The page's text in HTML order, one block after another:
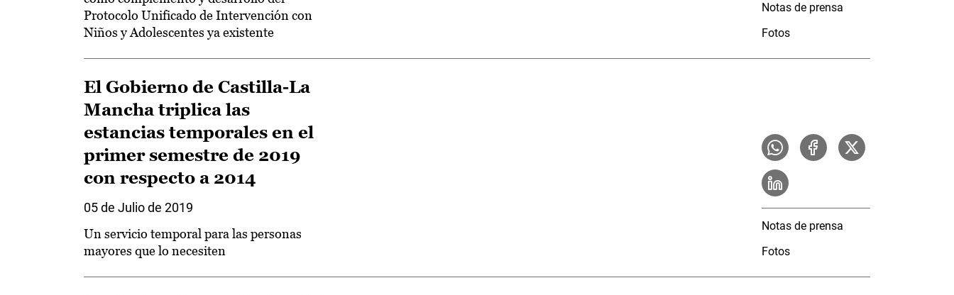
Protocolo Unificado de Intervención con
Niños y Adolescentes ya existente
Notas de prensa
Fotos
El Gobierno de Castilla-La
Mancha triplica las
estancias temporales en el
primer semestre de 2019
con respecto a 2014
05 de Julio de 2019
Un servicio temporal para las personas
mayores que lo necesiten
Notas de prensa
Fotos